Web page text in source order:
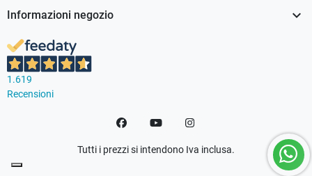
Informazioni negozio 
1.619
Recensioni
Tutti i prezzi si intendono Iva inclusa.